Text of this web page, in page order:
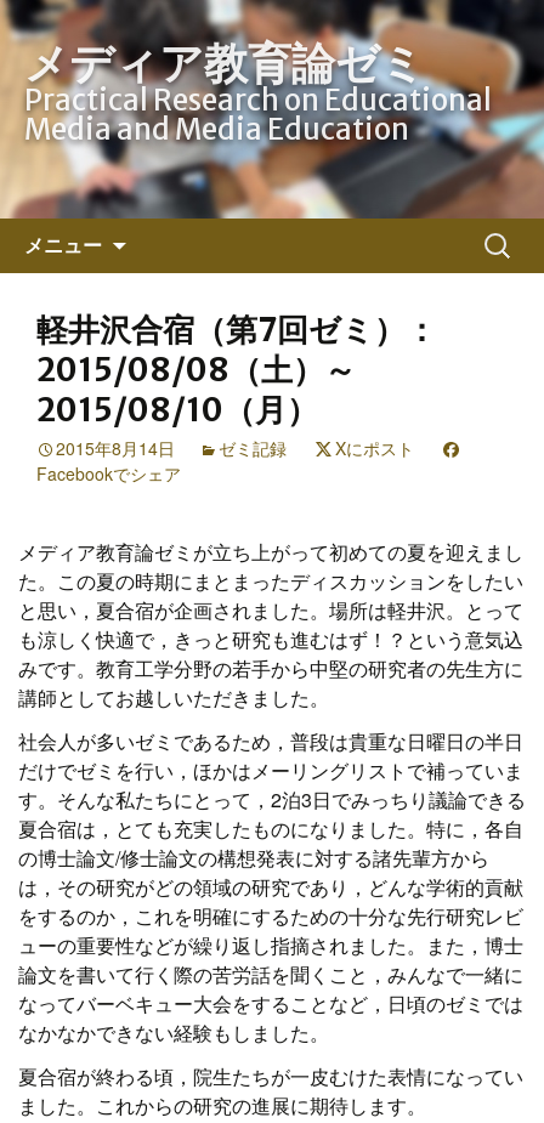
メディア教育論ゼミ
Practical Research on Educational
Media and Media Education
メニュー
ン
ツ
へ
ス
キ
ッ
検
索:
軽井沢合宿（第7回ゼミ）：
2015/08/08（土）～
2015/08/10（月）
2015年8月14日 ゼミ記録
Xにポスト
Facebookでシェア
メディア教育論ゼミが立ち上がって初めての夏を迎えまし
た。この夏の時期にまとまったディスカッションをしたい
と思い，夏合宿が企画されました。場所は軽井沢。とって
も涼しく快適で，きっと研究も進むはず！？という意気込
みです。教育工学分野の若手から中堅の研究者の先生方に
講師としてお越しいただきました。
社会人が多いゼミであるため，普段は貴重な日曜日の半日
だけでゼミを行い，ほかはメーリングリストで補っていま
す。そんな私たちにとって，2泊3日でみっちり議論できる
夏合宿は，とても充実したものになりました。特に，各自
の博士論文/修士論文の構想発表に対する諸先輩方から
は，その研究がどの領域の研究であり，どんな学術的貢献
をするのか，これを明確にするための十分な先行研究レビ
ューの重要性などが繰り返し指摘されました。また，博士
論文を書いて行く際の苦労話を聞くこと，みんなで一緒に
なってバーベキュー大会をすることなど，日頃のゼミでは
なかなかできない経験もしました。
夏合宿が終わる頃，院生たちが一皮むけた表情になってい
ました。これからの研究の進展に期待します。